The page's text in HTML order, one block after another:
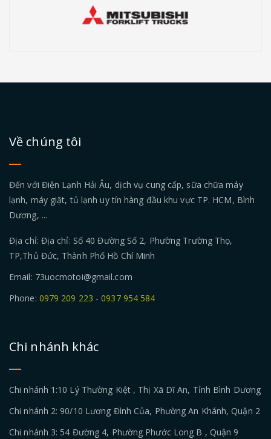
Về chúng tôi
Đến với Điện Lạnh Hải Âu, dịch vụ cung cấp, sữa chữa máy
lạnh, máy giặt, tủ lạnh uy tín hàng đầu khu vực TP. HCM, Bình
Dương, ...
Địa chỉ: Địa chỉ: Số 40 Đường Số 2, Phường Trường Thọ,
TP,Thủ Đức, Thành Phố Hồ Chí Minh
Email: 73uocmotoi@gmail.com
Phone: 0979 209 223 - 0937 954 584
Chi nhánh khác
Chi nhánh 1:10 Lý Thường Kiệt , Thị Xã Dĩ An, Tỉnh Bình Dương
Chi nhánh 2: 90/10 Lương Đình Của, Phường An Khánh, Quận 2
Chi nhánh 3: 54 Đường 4, Phường Phước Long B , Quận 9